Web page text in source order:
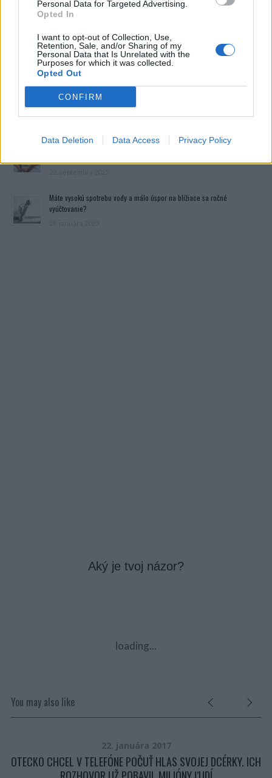
Personal Data for Targeted Advertising.
Opted In
I want to opt-out of Collection, Use,
Retention, Sale, and/or Sharing of my
Personal Data that Is Unrelated with the
Purposes for which it was collected.
Opted Out
CONFIRM
Data Deletion Data Access Privacy Policy
Prečítajte si aj
Dôverujte si, rozprávajte sa a užívajte si: 6 tipov, ako mať z intímneho
Máte vysokú spotrebu vody a málo úspor na blížiace sa ročné
vyúčtovanie?
Aký je tvoj názor?
loading...
You may also like
22. januára 2017
OTECKO CHCEL V TELEFÓNE POČUŤ HLAS SVOJEJ DCÉRKY. ICH